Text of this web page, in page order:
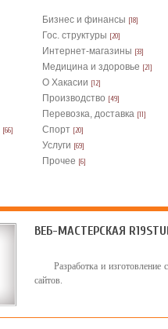
Бизнес и финансы [18]
Гос. структуры [20]
Интернет-магазины [33]
Медицина и здоровье [21]
О Хакасии [12]
Производство [49]
Перевозка, доставка [11]
[66] Спорт [20]
Услуги [69]
Прочее [6]
ВЕБ-МАСТЕРСКАЯ
Разработка и
сайтов.